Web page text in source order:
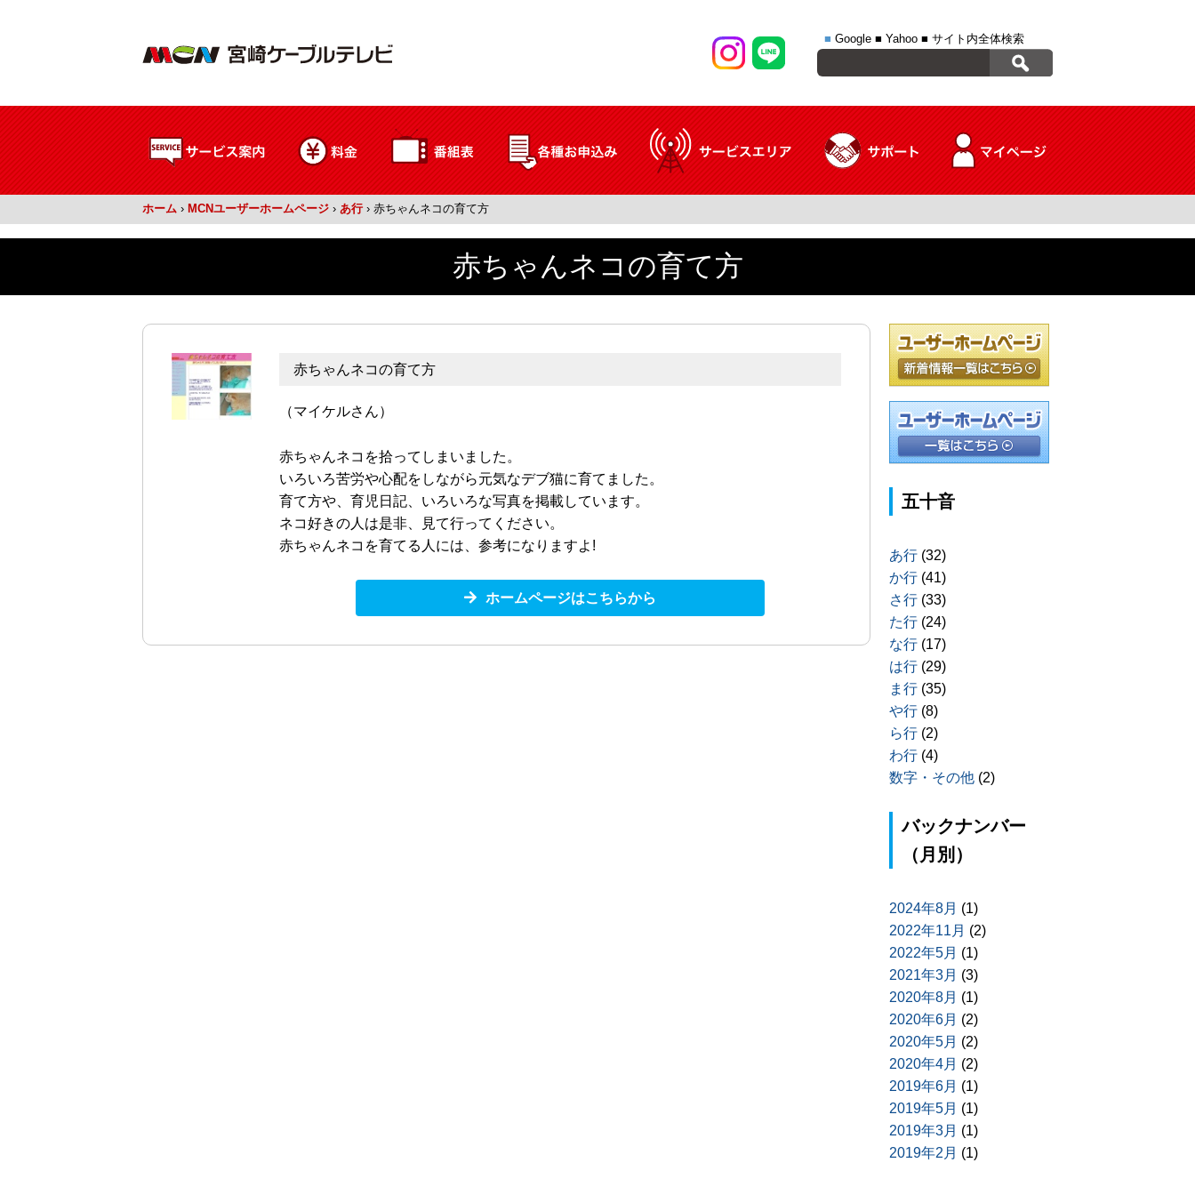
■ Google ■ Yahoo ■ サイト内全体検索
ホーム › MCNユーザーホームページ › あ行 › 赤ちゃんネコの育て方
赤ちゃんネコの育て方
赤ちゃんネコの育て方
（マイケルさん）
赤ちゃんネコを拾ってしまいました。
いろいろ苦労や心配をしながら元気なデブ猫に育てました。
育て方や、育児日記、いろいろな写真を掲載しています。
ネコ好きの人は是非、見て行ってください。
赤ちゃんネコを育てる人には、参考になりますよ!
ホームページはこちらから
五十音
あ行(32)
か行(41)
さ行(33)
た行(24)
な行(17)
は行(29)
ま行(35)
や行(8)
ら行(2)
わ行(4)
数字・その他(2)
バックナンバー
（月別）
2024年8月 (1)
2022年11月 (2)
2022年5月 (1)
2021年3月 (3)
2020年8月 (1)
2020年6月 (2)
2020年5月 (2)
2020年4月 (2)
2019年6月 (1)
2019年5月 (1)
2019年3月 (1)
2019年2月 (1)